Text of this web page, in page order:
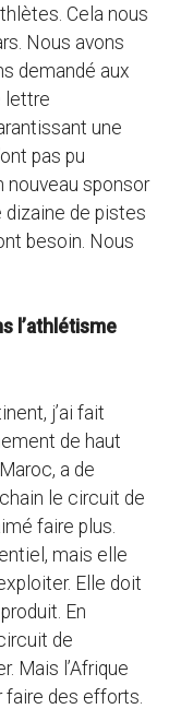
Cela nous
Nous avons
demandé aux
lettre
une
pas pu
nouveau sponsor
dizaine de pistes
besoin. Nous
l’athlétisme
j’ai fait
de haut
a de
le circuit de
faire plus.
mais elle
Elle doit
En
de
Mais l’Afrique
faire des efforts.